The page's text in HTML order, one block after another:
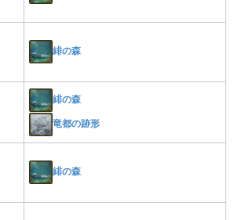
緋の森
緋の森
竜都の跡形
緋の森